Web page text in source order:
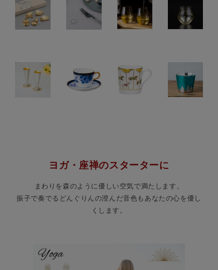
ヨガ・座禅のスターターに
まわりを森のように優しい空気で満たします。
振子で奏でるどんぐりんの澄んだ音色もあなたの心を優し
くします。